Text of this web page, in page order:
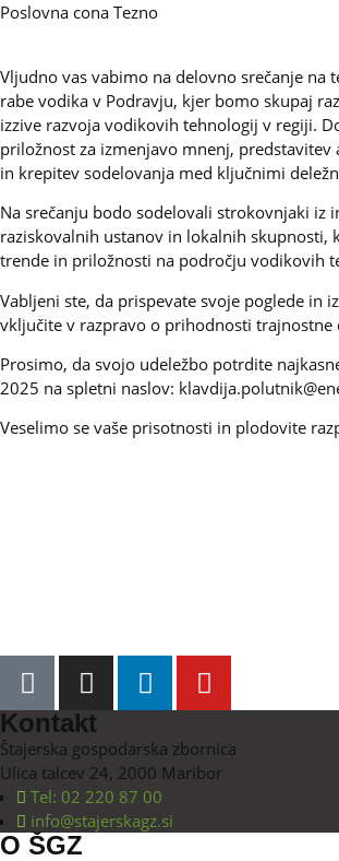
Poslovna cona Tezno
Vljudno vas vabimo na delovno srečanje na
rabe vodika v Podravju, kjer bomo skupaj
izzive razvoja vodikovih tehnologij v regiji.
priložnost za izmenjavo mnenj,
in krepitev sodelovanja med ključnimi
Na srečanju bodo sodelovali strokovnjaki iz
raziskovalnih ustanov in lokalnih skupnosti,
trende in priložnosti na področju vodikovih
Vabljeni ste, da prispevate svoje poglede in
vključite v razpravo o prihodnosti trajnostne
Prosimo, da svojo udeležbo potrdite
2025 na spletni naslov:
Veselimo se vaše prisotnosti in plodovite
Kontakt
Štajerska gospodarska zbornica
Ulica talcev 24, 2000 Maribor
Tel: 02 220 87 00
info@stajerskagz.si
O ŠGZ